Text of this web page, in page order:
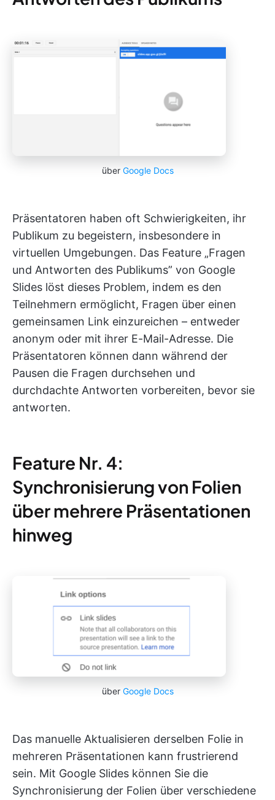
über Google Docs
Präsentatoren haben oft Schwierigkeiten, ihr
Publikum zu begeistern, insbesondere in
virtuellen Umgebungen. Das Feature „Fragen
und Antworten des Publikums” von Google
Slides löst dieses Problem, indem es den
Teilnehmern ermöglicht, Fragen über einen
gemeinsamen Link einzureichen – entweder
anonym oder mit ihrer E-Mail-Adresse. Die
Präsentatoren können dann während der
Pausen die Fragen durchsehen und
durchdachte Antworten vorbereiten, bevor sie
antworten.
Feature Nr. 4:
Synchronisierung von Folien
über mehrere Präsentationen
hinweg
über Google Docs
Das manuelle Aktualisieren derselben Folie in
mehreren Präsentationen kann frustrierend
sein. Mit Google Slides können Sie die
Synchronisierung der Folien über verschiedene